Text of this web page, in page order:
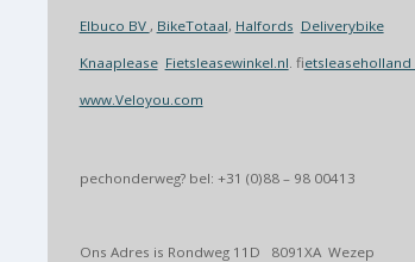
Elbuco BV , BikeTotaal, Halfords Deliverybike
Knaaplease Fietsleasewinkel.nl. fietsleaseholland
www.Veloyou.com
pechonderweg? bel: +31 (0)88 – 98 00413
Ons Adres is Rondweg 11D 8091XA Wezep